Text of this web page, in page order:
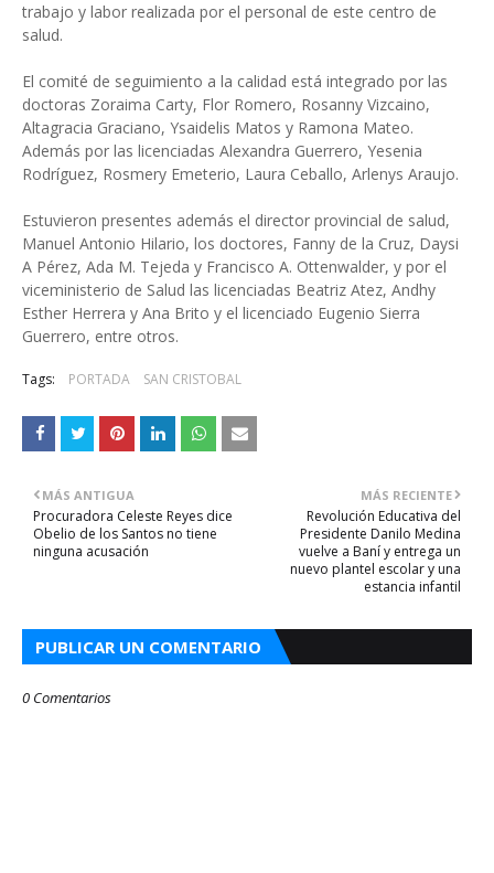
trabajo y labor realizada por el personal de este centro de
salud.
El comité de seguimiento a la calidad está integrado por las
doctoras Zoraima Carty, Flor Romero, Rosanny Vizcaino,
Altagracia Graciano, Ysaidelis Matos y Ramona Mateo.
Además por las licenciadas Alexandra Guerrero, Yesenia
Rodríguez, Rosmery Emeterio, Laura Ceballo, Arlenys Araujo.
Estuvieron presentes además el director provincial de salud,
Manuel Antonio Hilario, los doctores, Fanny de la Cruz, Daysi
A Pérez, Ada M. Tejeda y Francisco A. Ottenwalder, y por el
viceministerio de Salud las licenciadas Beatriz Atez, Andhy
Esther Herrera y Ana Brito y el licenciado Eugenio Sierra
Guerrero, entre otros.
Tags: PORTADA SAN CRISTOBAL
MÁS RECIENTE
Revolución Educativa del
Presidente Danilo Medina
vuelve a Baní y entrega un
nuevo plantel escolar y una
estancia infantil
MÁS ANTIGUA
Procuradora Celeste Reyes dice
Obelio de los Santos no tiene
ninguna acusación
PUBLICAR UN COMENTARIO
0 Comentarios